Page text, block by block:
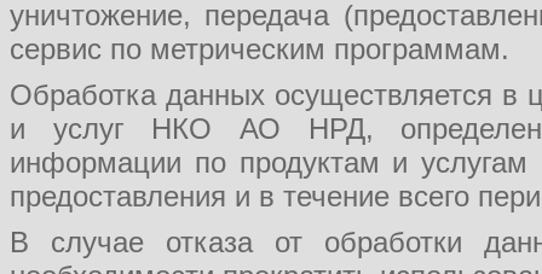
уничтожение, передача
сервис по метрическим программам.
Обработка данных осуществляется в
и услуг НКО АО НРД, определения
информации по продуктам и
предоставления и в течение всего
В случае отказа от обработки